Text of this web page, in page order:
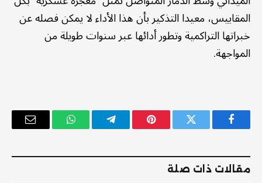
المقاييس، معيدا التذكير بأن هذا الأداء لا يمكن فصله عن
خبراتها التراكمية وتطور أدائها عبر سنوات طويلة من
المواجهة.
فيسبوك تويتر بينتيريستتيلقرام واتساب
البريد
مقالات ذات صلة